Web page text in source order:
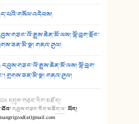
ལྷོ་བྲག་རྫོང་
གནའ་ཤུལ།
དབུས་གཙང་ལོ་རྒྱུས་ཆེན་མོ་ལས། ལྷོ་བྲག་
གྲགས་ཅན་མི་སྣ། གནའ་ཤུལ།
དབུས་གཙང་རིག་མཛོད།
དབུས་གཙང་རིག་མཛོད་ལ་ ཡོད།